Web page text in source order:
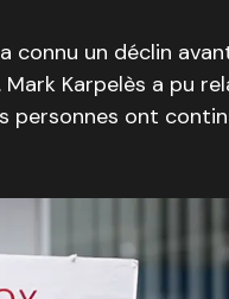
connu un déclin
Karpelès a pu
ont